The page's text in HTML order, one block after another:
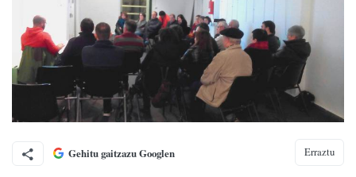
Gehitu gaitzazu Googlen Erraztu